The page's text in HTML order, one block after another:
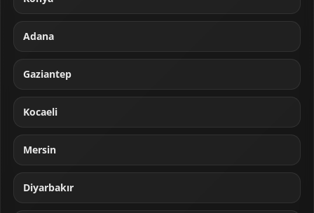
Adana
Gaziantep
Kocaeli
Mersin
Diyarbakır